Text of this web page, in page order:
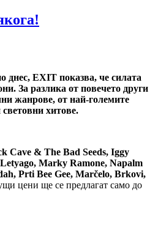
днес, EXIT показва, че силата
За разлика от повечето други
жанрове, от най-големите
хитове.
Cave & The Bad Seeds, Iggy
Marky Ramone, Napalm
Prti Bee Gee, Marčelo, Brkovi,
цени ще се предлагат само до